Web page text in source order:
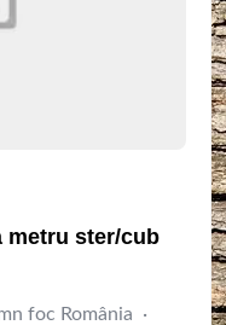
metru ster/cub
foc România ·